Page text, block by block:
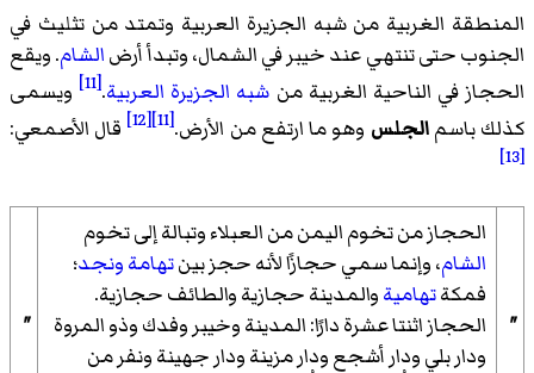
المنطقة الغربية من شبه الجزيرة العربية وتمتد من تثليث في
الجنوب حتى تنتهي عند خيبر في الشمال، وتبدأ أرضالشام. ويقع
الحجاز في الناحية الغربية من شبه الجزيرة العربية.
[11]
ويسمى
كذلك باسمالجلس وهو ما ارتفع من الأرض.[11]
[12] قال الأصمعي:
[13]
"
الحجاز من تخوم اليمن من العبلاء وتبالة إلى تخوم
الشام، وإنما سمي حجازًا لأنه حجز بينتهامةونجد؛
فمكةتهاميةوالمدينة حجازية والطائف حجازية.
الحجاز اثنتا عشرة دارًا: المدينة وخيبر وفدك وذو المروة
ودار بلي ودار أشجع ودار مزينة ودار جهينة ونفر من
"